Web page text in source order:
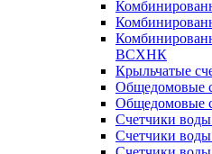
ВСХНК
Крыльчатые
Общедомовые
Общедомовые
Счетчики
Счетчики